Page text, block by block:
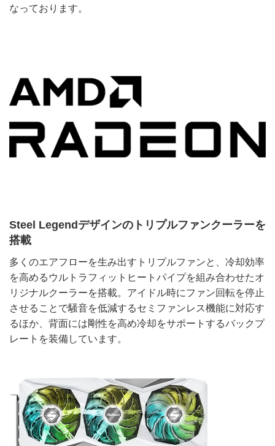
なっております。
Steel Legendデザインのトリプルファンクーラーを
搭載
多くのエアフローを生み出すトリプルファンと、冷却効率
を高めるウルトラフィットヒートパイプを組み合わせたオ
リジナルクーラーを搭載。アイドル時にファン回転を停止
させることで騒音を低減するセミファンレス機能に対応す
るほか、背面には剛性を高め冷却をサポートするバックプ
レートを装備しています。